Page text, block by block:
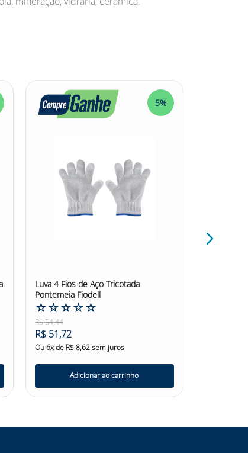
5%
Luva 4 Fios de Aço Tricotada
Pontemeia Fiodell
☆☆☆☆☆
R$54,44
R$ 51,72
Ou6x de R$8,62sem juros
Adicionar ao carrinho